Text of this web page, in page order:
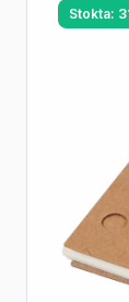
Stokta: